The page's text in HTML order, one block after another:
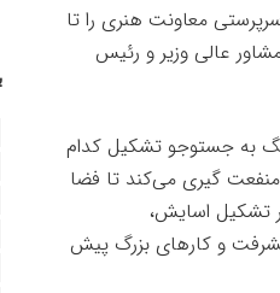
معاونت هنری را تا
عالی وزیر و رئیس
به جستوجو تشکیل کدام
منفعت گیری می‌کند تا فضا
تشکیل اسایش،
و کارهای بزرگ پیش